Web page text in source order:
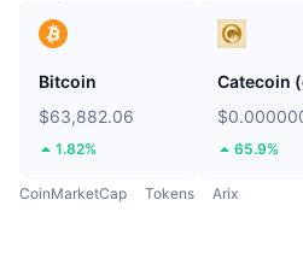
Bitcoin
$63,882.06
1.82% 65.9%
CoinMarketCap Tokens Arix